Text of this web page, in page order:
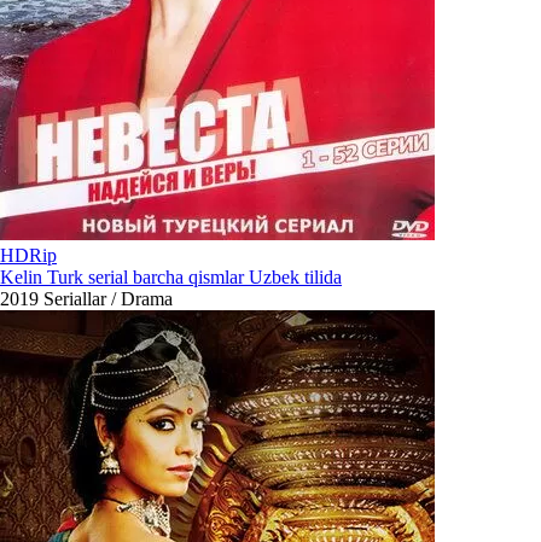
HDRip
Kelin Turk serial barcha qismlar Uzbek tilida
2019 Seriallar / Drama